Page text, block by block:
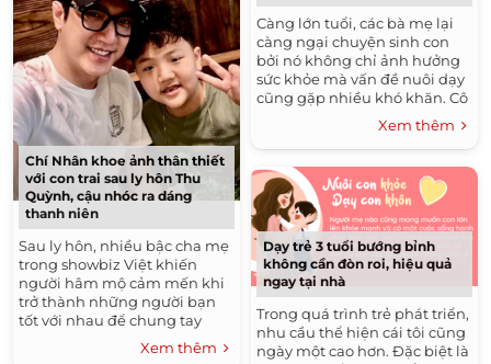
Chí Nhân khoe ảnh thân thiết
với con trai sau ly hôn Thu
Quỳnh, cậu nhóc ra dáng
thanh niên
Sau ly hôn, nhiều bậc cha mẹ
trong showbiz Việt khiến
người hâm mộ cảm mến khi
trở thành những người bạn
tốt với nhau để chung tay
nuôi dạy con chung. Trong đó
phải kể tới cặp nam nữ diễn...
Xem thêm
Càng lớn tuổi, các bà mẹ lại
càng ngại chuyện sinh con
bởi nó không chỉ ảnh hưởng
sức khỏe mà vấn đề nuôi dạy
cũng gặp nhiều khó khăn. Cô
hiệu phó nổi tiếng của trường
Xem thêm
Dạy trẻ 3 tuổi bướng bỉnh
không cần đòn roi, hiệu quả
ngay tại nhà
Trong quá trình trẻ phát triển,
nhu cầu thể hiện cái tôi cũng
ngày một cao hơn. Đặc biệt là